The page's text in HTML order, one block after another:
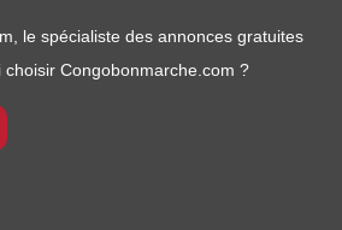
le spécialiste des annonces gratuites
Congobonmarche.com ?